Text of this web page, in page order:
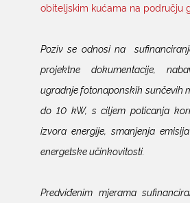
obiteljskim kućama na području
Poziv se odnosi na
projektne dokumentacije,
ugradnje fotonaponskih sunčevih
do 10 kW, s ciljem poticanja
izvora energije, smanjenja
energetske učinkovitosti.
Predviđenim mjerama